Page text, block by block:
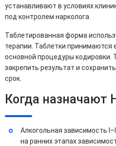
устанавливают в условиях
под контролем нарколога.
Таблетированная форма
терапии. Таблетки принимаются
основной процедуры кодировки.
закрепить результат и
срок.
Когда назначают
Алкогольная зависимость
на ранних этапах